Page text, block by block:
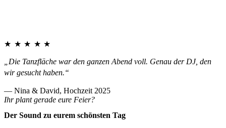
★★★★★
„Die Tanzfläche war den ganzen Abend voll. Genau der DJ, den
wir gesucht haben.“
— Nina & David, Hochzeit 2025
Ihr plant gerade eure Feier?
Der Sound zu eurem schönsten Tag